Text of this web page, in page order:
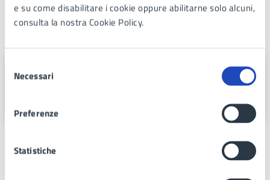
e su come disabilitare i cookie oppure abilitarne solo alcuni,
consulta la nostra Cookie Policy.
delNecessari
Preferenze
Statistiche
A cura di
Commissione Straordinaria